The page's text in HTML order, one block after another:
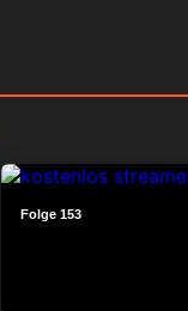
Folge 153